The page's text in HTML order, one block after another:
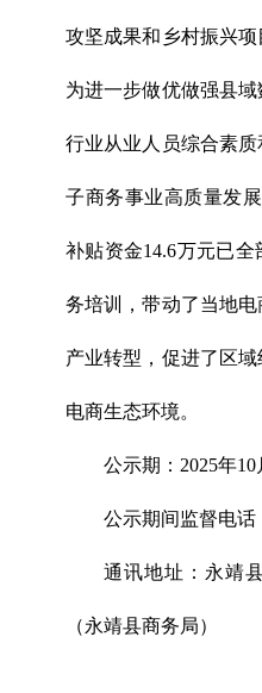
攻坚成果和乡村振兴项
为进一步做优做强县
行业从业人员综合素
子商务事业高质量发展
补贴资金14.6万元已
务培训，带动了当地
产业转型，促进了区
电商生态环境。
公示期：2025年10
公示期间监督电话
通讯地址：永靖
（永靖县商务局）